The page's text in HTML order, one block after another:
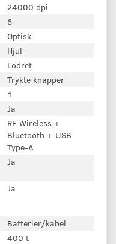
24000 dpi
6
Optisk
Hjul
Lodret
Trykte knapper
1
Ja
RF Wireless +
Bluetooth + USB
Type-A
Ja
Ja
Batterier/kabel
400 t